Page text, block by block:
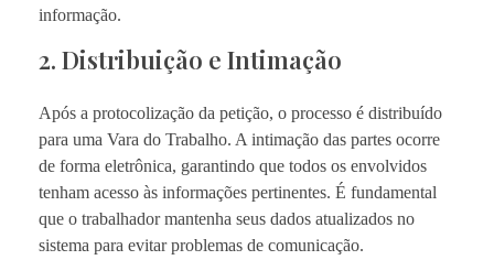
informação.
2. Distribuição e Intimação
Após a protocolização da petição, o processo é distribuído
para uma Vara do Trabalho. A intimação das partes ocorre
de forma eletrônica, garantindo que todos os envolvidos
tenham acesso às informações pertinentes. É fundamental
que o trabalhador mantenha seus dados atualizados no
sistema para evitar problemas de comunicação.